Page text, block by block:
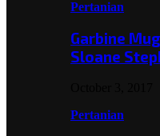
Pertanian
Garbine
Sloane
Pertanian